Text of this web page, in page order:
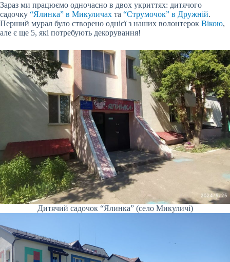
Зараз ми працюємо одночасно в двох укриттях: дитячого
садочку “Ялинка” в Микуличах та “Струмочок” в Дружній.
Перший мурал було створено однієї з наших волонтерок Вікою,
але є ще 5, які потребують декорування!
Дитячий садочок “Ялинка” (село Микуличі)